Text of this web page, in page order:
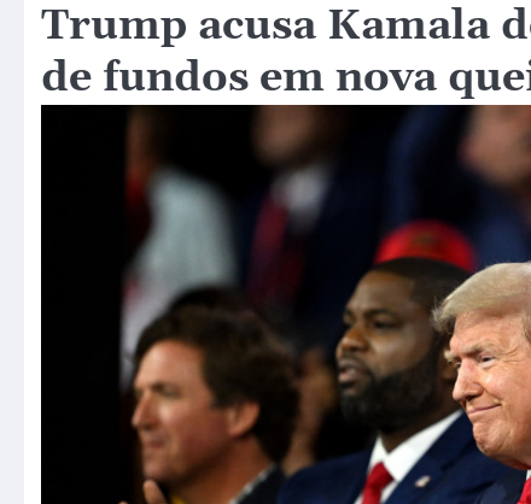
Trump acusa Kamala
de fundos em nova